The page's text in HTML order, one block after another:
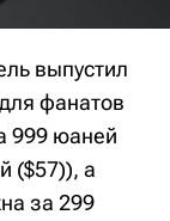
выпустил
фанатов
999 юаней
($57)), а
за 299